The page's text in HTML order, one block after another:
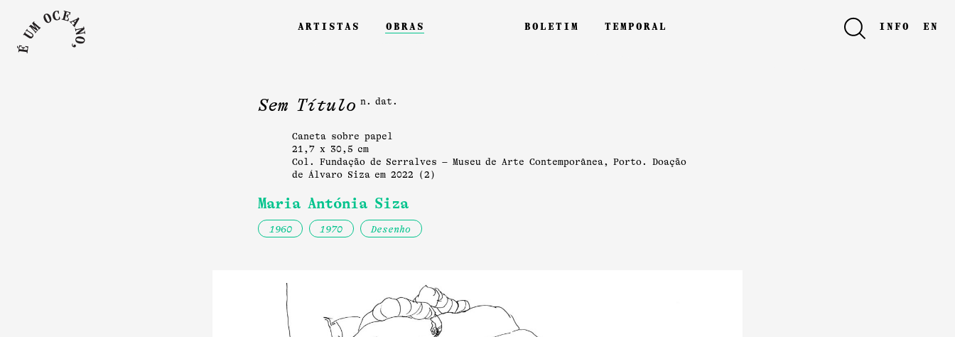
artistas obras boletim temporal info en
Sem Título n. dat.
Caneta sobre papel
21,7 x 30,5 cm
Col. Fundação de Serralves – Museu de Arte Contemporânea, Porto. Doação
de Álvaro Siza em 2022 (2)
Maria Antónia Siza
1960 1970 Desenho